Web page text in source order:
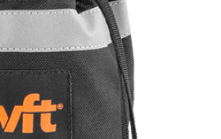
o
un compte